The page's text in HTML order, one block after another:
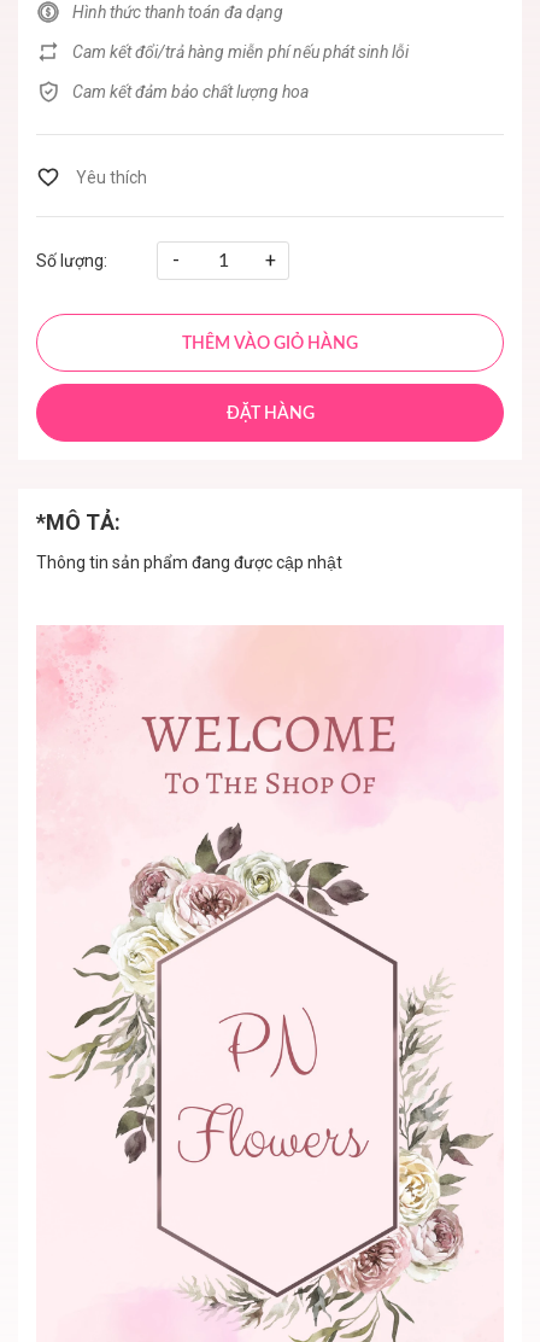
Hình thức thanh toán đa dạng
Cam kết đổi/trả hàng miễn phí nếu phát sinh lỗi
Cam kết đảm bảo chất lượng hoa
Số lượng: - +
THÊM VÀO GIỎ HÀNG
ĐẶT HÀNG
*MÔ TẢ:
Thông tin sản phẩm đang được cập nhật